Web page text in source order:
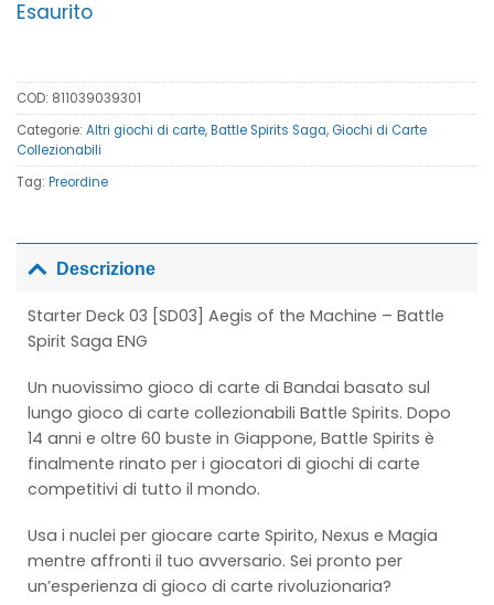
Esaurito
COD: 811039039301
Categorie: Altri giochi di carte,Battle Spirits Saga, Giochi di Carte
Collezionabili
Tag: Preordine
Descrizione
Starter Deck 03 [SD03] Aegis of the Machine – Battle
Spirit Saga ENG
Un nuovissimo gioco di carte di Bandai basato sul
lungo gioco di carte collezionabili Battle Spirits. Dopo
14 anni e oltre 60 buste in Giappone, Battle Spirits è
finalmente rinato per i giocatori di giochi di carte
competitivi di tutto il mondo.
Usa i nuclei per giocare carte Spirito, Nexus e Magia
mentre affronti il ​​tuo avversario. Sei pronto per
un’esperienza di gioco di carte rivoluzionaria?